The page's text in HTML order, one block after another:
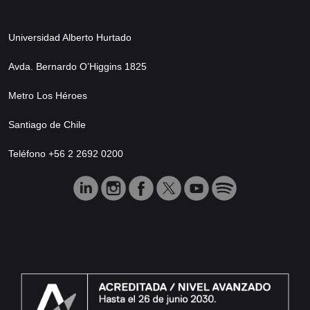
Universidad Alberto Hurtado
Avda. Bernardo O’Higgins 1825
Metro Los Héroes
Santiago de Chile
Teléfono +56 2 2692 0200